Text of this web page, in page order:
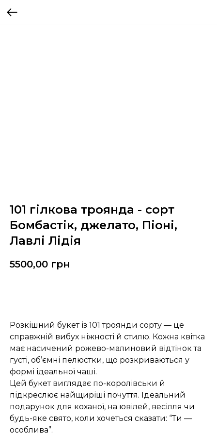
101 гілкова троянда - сорт
Бомбастік, джелато, Піоні,
Лавлі Лідія
5500,00 грн
Розкішний букет із 101 троянди сорту — це
справжній вибух ніжності й стилю. Кожна квітка
має насичений рожево-малиновий відтінок та
густі, об’ємні пелюстки, що розкриваються у
формі ідеальної чаші.
Цей букет виглядає по-королівськи й
підкреслює найщиріші почуття. Ідеальний
подарунок для коханої, на ювілей, весілля чи
будь-яке свято, коли хочеться сказати: “Ти —
особлива”.